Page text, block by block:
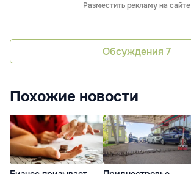
Разместить рекламу на сайте
Обсуждения 7
Похожие новости